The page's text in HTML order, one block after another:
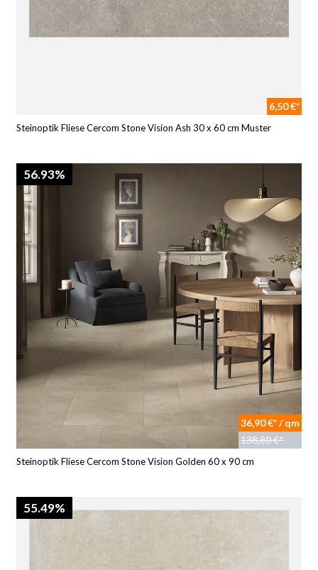
6,50 €*
Steinoptik Fliese Cercom Stone Vision Ash 30 x 60 cm Muster
56.93%
36,90 €* / qm
138,80 €*
Steinoptik Fliese Cercom Stone Vision Golden 60 x 90 cm
55.49%